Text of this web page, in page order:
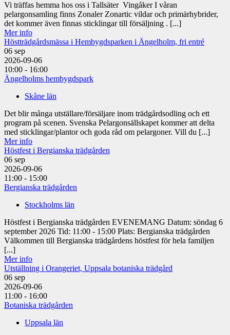
Vi träffas hemma hos oss i Tallsäter Vingåker I våran
pelargonsamling finns Zonaler Zonartic vildar och primärhybrider,
det kommer även finnas sticklingar till försäljning . [...]
Mer info
Höstträdgårdsmässa i Hembygdsparken i Ängelholm, fri entré
06 sep
2026-09-06
10:00 - 16:00
Ängelholms hembygdspark
Skåne län
Det blir många utställare/försäljare inom trädgårdsodling och ett
program på scenen. Svenska Pelargonsällskapet kommer att delta
med sticklingar/plantor och goda råd om pelargoner. Vill du [...]
Mer info
Höstfest i Bergianska trädgården
06 sep
2026-09-06
11:00 - 15:00
Bergianska trädgården
Stockholms län
Höstfest i Bergianska trädgården EVENEMANG Datum: söndag 6
september 2026 Tid: 11:00 - 15:00 Plats: Bergianska trädgården
Välkommen till Bergianska trädgårdens höstfest för hela familjen
[...]
Mer info
Utställning i Orangeriet, Uppsala botaniska trädgård
06 sep
2026-09-06
11:00 - 16:00
Botaniska trädgården
Uppsala län